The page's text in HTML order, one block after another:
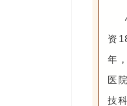
资
年
医
技